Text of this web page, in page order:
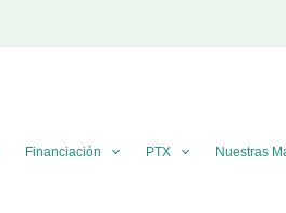
Financiación PTX Nuestras